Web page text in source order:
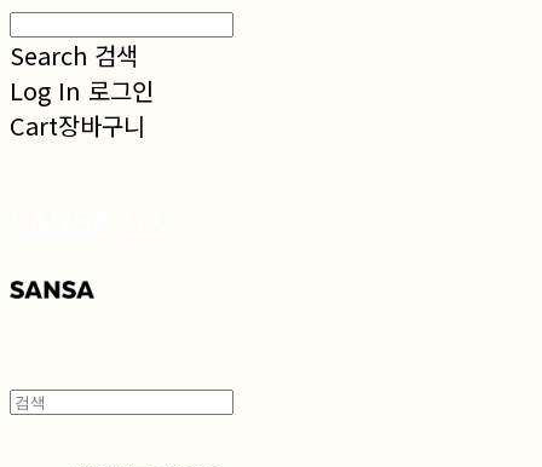
Search 검색
Log In 로그인
Cart장바구니